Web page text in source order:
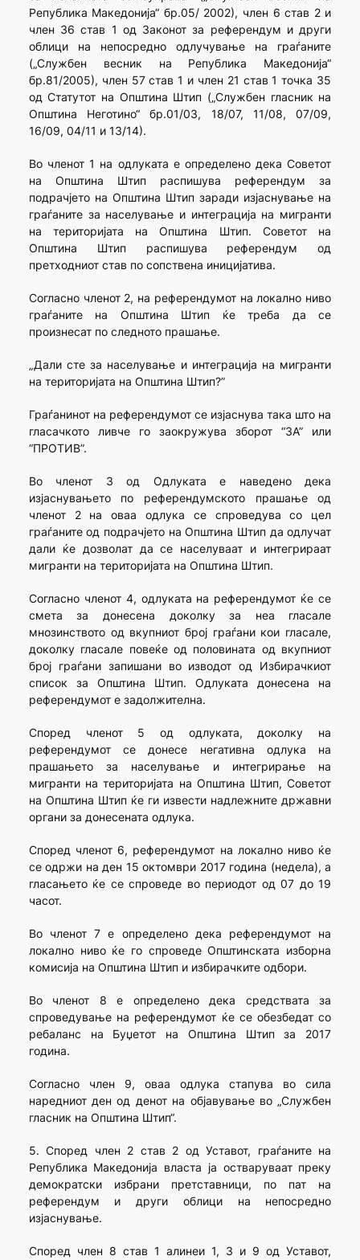
Република Македонија“ бр.05/ 2002), член 6 став 2 и
член 36 став 1 од Законот за референдум и други
облици на непосредно одлучување на граѓаните
(„Службен весник на Република Македонија“
бр.81/2005), член 57 став 1 и член 21 став 1 точка 35
од Статутот на Општина Штип („Службен гласник на
Општина Неготино“ бр.01/03, 18/07, 11/08, 07/09,
16/09, 04/11 и 13/14).
Во членот 1 на одлуката е определено дека Советот
на Општина Штип распишува референдум за
подрачјето на Општина Штип заради изјаснување на
граѓаните за населување и интеграција на мигранти
на територијата на Општина Штип. Советот на
Општина Штип распишува референдум од
претходниот став по сопствена иницијатива.
Согласно членот 2, на референдумот на локално ниво
граѓаните на Општина Штип ќе треба да се
произнесат по следното прашање.
„Дали сте за населување и интеграција на мигранти
на територијата на Општина Штип?”
Граѓанинот на референдумот се изјаснува така што на
гласачкото ливче го заокружува зборот “ЗА” или
“ПРОТИВ”.
Во членот 3 од Одлуката е наведено дека
изјаснувањето по референдумското прашање од
членот 2 на оваа одлука се спроведува со цел
граѓаните од подрачјето на Општина Штип да одлучат
дали ќе дозволат да се населуваат и интегрираат
мигранти на територијата на Општина Штип.
Согласно членот 4, одлуката на референдумот ќе се
смета за донесена доколку за неа гласале
мнозинството од вкупниот број граѓани кои гласале,
доколку гласале повеќе од половината од вкупниот
број граѓани запишани во изводот од Избирачкиот
список за Општина Штип. Одлуката донесена на
референдумот е задолжителна.
Според членот 5 од одлуката, доколку на
референдумот се донесе негативна одлука на
прашањето за населување и интегрирање на
мигранти на територијата на Општина Штип, Советот
на Општина Штип ќе ги извести надлежните државни
органи за донесената одлука.
Според членот 6, референдумот на локално ниво ќе
се одржи на ден 15 октомври 2017 година (недела), а
гласањето ќе се спроведе во периодот од 07 до 19
часот.
Во членот 7 е определено дека референдумот на
локално ниво ќе го спровeде Општинската изборна
комисија на Општина Штип и избирачките одбори.
Во членот 8 е определено дека средствата за
спроведување на референдумот ќе се обезбедат со
ребаланс на Буџетот на Општина Штип за 2017
година.
Согласно член 9, оваа одлука стапува во сила
наредниот ден од денот на објавување во „Службен
гласник на Општина Штип“.
5. Според член 2 став 2 од Уставот, граѓаните на
Република Македонија власта ја остваруваат преку
демократски избрани претставници, по пат на
референдум и други облици на непосредно
изјаснување.
Според член 8 став 1 алинеи 1, 3 и 9 од Уставот,